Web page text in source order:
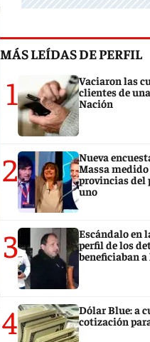
MÁS LEÍDAS DE PERFIL
1
Vaciaron las
clientes de
Nación
2
Nueva
Massa
provincias del
uno
3
Escándalo en
perfil de los
beneficiaban a
4
Dólar Blue: a
cotización